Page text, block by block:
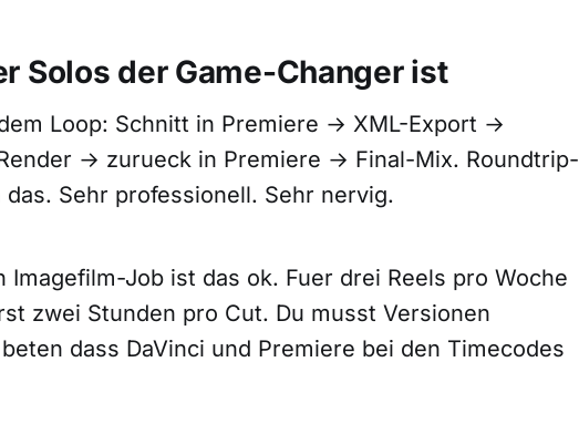
Solos der Game-Changer ist
Loop: Schnitt in Premiere → XML-Export →
→ zurueck in Premiere → Final-Mix. Roundtrip-
Sehr professionell. Sehr nervig.
Imagefilm-Job ist das ok. Fuer drei Reels pro Woche
zwei Stunden pro Cut. Du musst Versionen
dass DaVinci und Premiere bei den Timecodes